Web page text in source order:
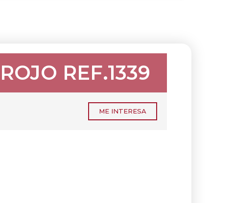
REF.1339
ME INTERESA